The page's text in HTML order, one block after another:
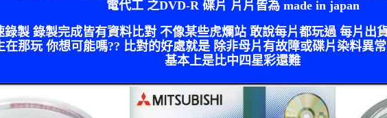
電代工 之DVD-R 碟片 片片皆為made in japan
錄製 錄製完成皆有資料比對 不像某些虎爛站 敢說每片都玩過 每片出
在那玩 你想可能嗎?? 比對的好處就是 除非母片有故障或碟片染料異
基本上是比中四星彩還難